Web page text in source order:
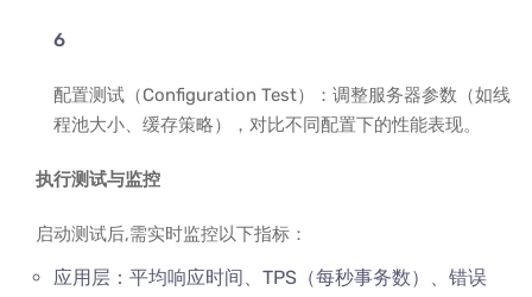
配置测试（Configuration Test）：调整服务器参数（如线
程池大小、缓存策略），对比不同配置下的性能表现。
执行测试与监控
启动测试后,需实时监控以下指标：
应用层：平均响应时间、TPS（每秒事务数）、错误